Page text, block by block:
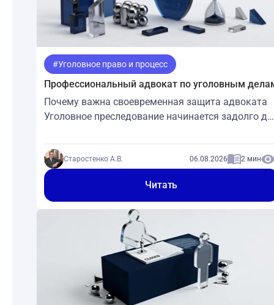
#Уголовное право и процесс
Профессиональный адвокат по уголовным
Почему важна своевременная защита адвоката
Уголовное преследование начинается задолго до
доказательственная база, и от действий
защитника на этом этапе нередко зависит
итоговый приговор. Обращение к
профессиональному адвокату непосредственно
после задержания
Старостенко А.В. 06.08.2026 2 мин
Читать